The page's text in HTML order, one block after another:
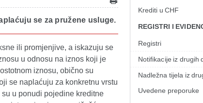
se za pružene usluge.
ili promjenjive, a iskazuju se
u odnosu na iznos koji je
iznosu, obično su
se naplaćuju za konkretnu vrstu
u ponudi pojedine kreditne
Krediti u CHF
REGISTRI I
Registri
Notifikacije iz drugih
Nadležna tijela iz
Uvedene preporuke